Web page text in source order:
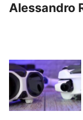
Alessandro